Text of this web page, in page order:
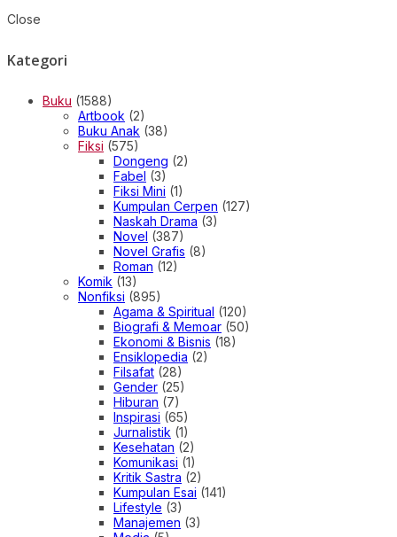
Close
Kategori
Buku (1588)
Artbook (2)
Buku Anak (38)
Fiksi (575)
Dongeng (2)
Fabel (3)
Fiksi Mini (1)
Kumpulan Cerpen (127)
Naskah Drama (3)
Novel (387)
Novel Grafis (8)
Roman (12)
Komik (13)
Nonfiksi (895)
Agama & Spiritual (120)
Biografi & Memoar (50)
Ekonomi & Bisnis (18)
Ensiklopedia (2)
Filsafat (28)
Gender (25)
Hiburan (7)
Inspirasi (65)
Jurnalistik (1)
Kesehatan (2)
Komunikasi (1)
Kritik Sastra (2)
Kumpulan Esai (141)
Lifestyle (3)
Manajemen (3)